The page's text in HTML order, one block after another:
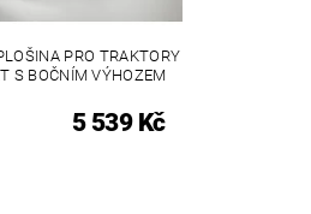
PRO TRAKTORY
S BOČNÍM VÝHOZEM
5 539 Kč